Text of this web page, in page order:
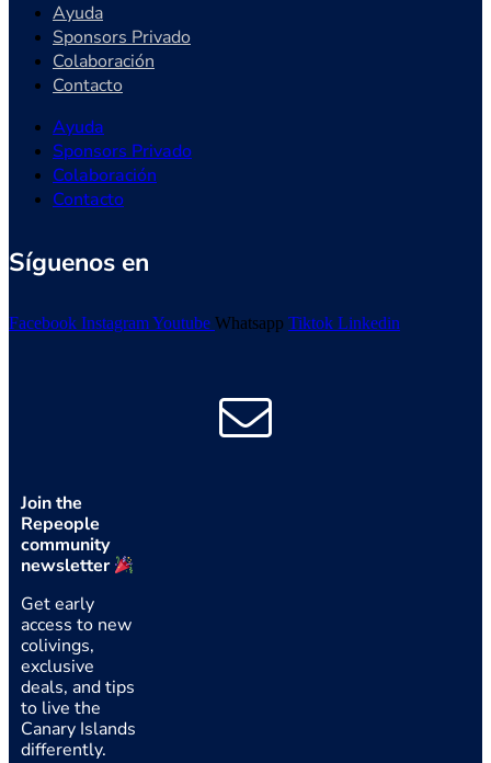
Ayuda
Sponsors Privado
Colaboración
Contacto
Ayuda
Sponsors Privado
Colaboración
Contacto
Síguenos en
Facebook InstagramYoutube Whatsapp Tiktok Linkedin
Join the
Repeople
community
newsletter
Get early
access to new
colivings,
exclusive
deals, and tips
to live the
Canary Islands
differently.